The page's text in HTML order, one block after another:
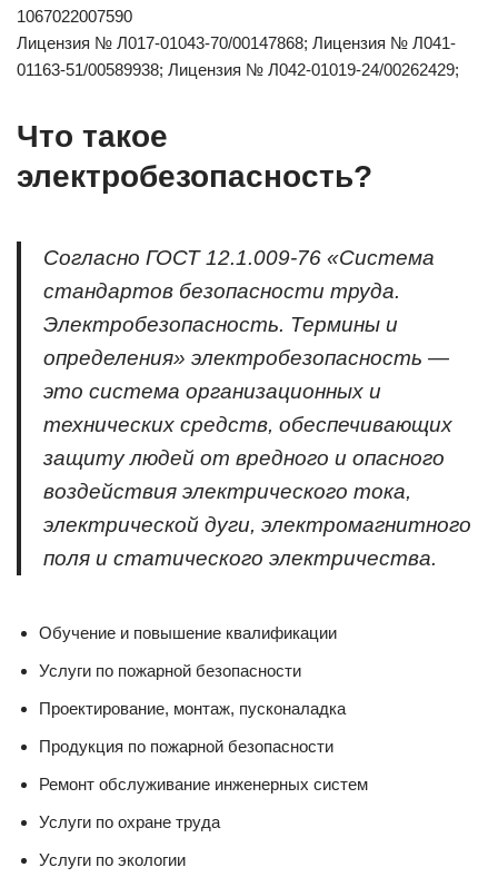
1067022007590
Лицензия № Л017-01043-70/00147868; Лицензия № Л041-
01163-51/00589938; Лицензия № Л042-01019-24/00262429;
Что такое
электробезопасность?
Согласно ГОСТ 12.1.009-76 «Система
стандартов безопасности труда.
Электробезопасность. Термины и
определения» электробезопасность —
это система организационных и
технических средств, обеспечивающих
защиту людей от вредного и опасного
воздействия электрического тока,
электрической дуги, электромагнитного
поля и статического электричества.
Обучение и повышение квалификации
Услуги по пожарной безопасности
Проектирование, монтаж, пусконаладка
Продукция по пожарной безопасности
Ремонт обслуживание инженерных систем
Услуги по охране труда
Услуги по экологии